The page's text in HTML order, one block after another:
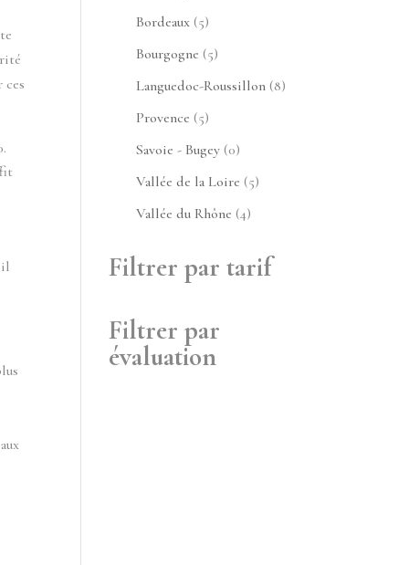
il
produits
Bordeaux 55
produits
Bourgogne 55
produits
Languedoc-Roussillon 88
Provence 55
produits
Savoie - Bugey 00
produit
Vallée de la Loire 55
Vallée du Rhône 44
Filtrer par tarif
Filtrer par
évaluation